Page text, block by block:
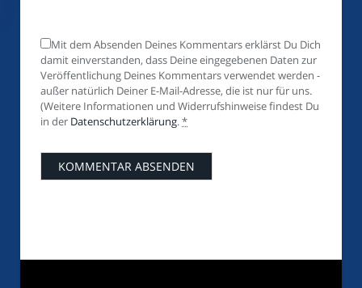
Mit dem Absenden Deines Kommentars erklärst Du Dich
damit einverstanden, dass Deine eingegebenen Daten zur
Veröffentlichung Deines Kommentars verwendet werden -
außer natürlich Deiner E-Mail-Adresse, die ist nur für uns.
(Weitere Informationen und Widerrufshinweise findest Du
in der Datenschutzerklärung.*